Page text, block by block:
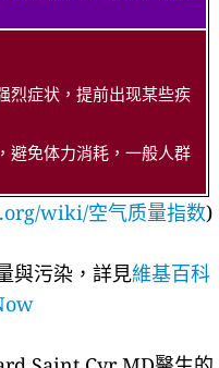
烈症状，提前出现某些疾
避免体力消耗，一般人群
wiki/空气质量指数)
與污染，詳見維基百科